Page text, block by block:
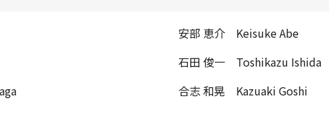
安部 恵介 Keisuke Abe
石田 俊一 Toshikazu Ishida
合志 和晃 Kazuaki Goshi